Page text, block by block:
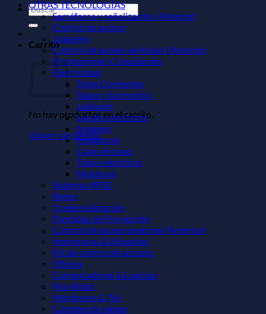
Buscar
por:
Carrito
No hay productos en el carrito.
Volver a la tienda
OTRAS TECNOLOGÍAS
Semáforos y señalización (Anterior)
Control de acceso
Juguetes
Control de acceso vehicular (Anterior)
Promociones y Liquidación
Electricidad
Toma Corrientes
Tapas y Accesorios
cableado
paneles electricos
breakers
fresadoras
Cajas de paso
Tubos electricos
Molduras
Sistemas RFID
Redes
Credencialización
Pantallas de Proyección
Control de acceso peatonal (Anterior)
Impresoras & Etiquetas
Kit de control de accesos
Oficina
Computadoras & Laptops
Movilidad
Monitores & TVs
Carretes de cables